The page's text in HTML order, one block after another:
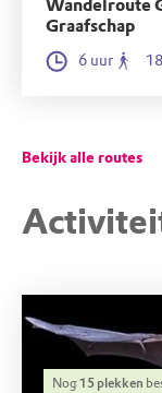
Berkel en
bij de
Wandelroute
Graafschap
6 uur
Bekijk alle routes
Nog15 plekken